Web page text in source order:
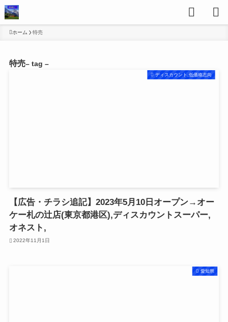
ホーム 特売
特売– tag –
ディスカウント,低価格志向
【広告・チラシ追記】2023年5月10日オープン→オー
ケー札の辻店(東京都港区),ディスカウントスーパー,
オネスト,
2022年11月1日
愛知県